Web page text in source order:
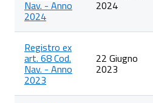
Nav. - Anno
2024
2024
Registro ex
art. 68 Cod.
Nav. - Anno
2023
22 Giugno
2023